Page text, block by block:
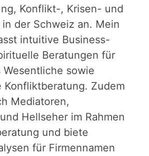
Konflikt-, Krisen- und
in der Schweiz an. Mein
intuitive Business-
Beratungen für
sowie
Konfliktberatung. Zudem
Mediatoren,
Hellseher im Rahmen
und biete
für Firmennamen